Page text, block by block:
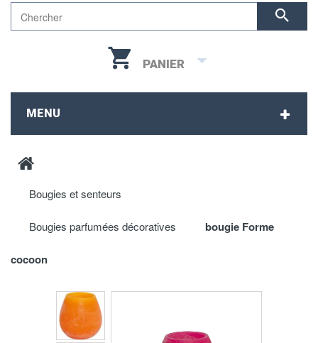
PANIER
MENU
Bougies et senteurs
Bougies parfumées décoratives bougie Forme
cocoon